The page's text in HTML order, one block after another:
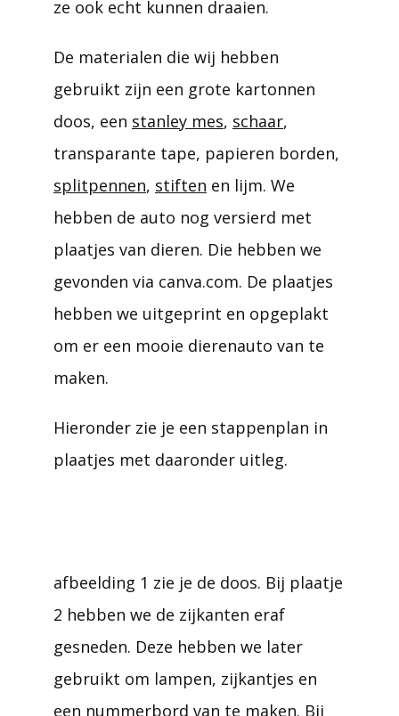
ze ook echt kunnen draaien.
De materialen die wij hebben
gebruikt zijn een grote kartonnen
doos, een stanley mes, schaar,
transparante tape, papieren borden,
splitpennen, stiften en lijm. We
hebben de auto nog versierd met
plaatjes van dieren. Die hebben we
gevonden via canva.com. De plaatjes
hebben we uitgeprint en opgeplakt
om er een mooie dierenauto van te
maken.
Hieronder zie je een stappenplan in
plaatjes met daaronder uitleg.
afbeelding 1 zie je de doos. Bij plaatje
2 hebben we de zijkanten eraf
gesneden. Deze hebben we later
gebruikt om lampen, zijkantjes en
een nummerbord van te maken. Bij